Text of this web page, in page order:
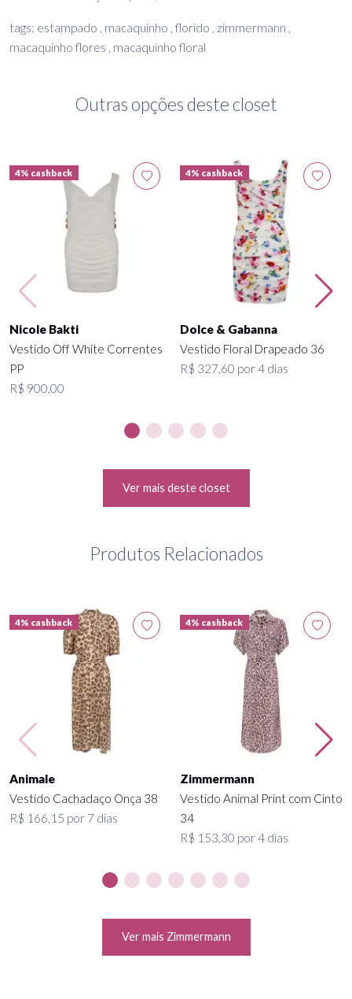
tags: estampado , macaquinho , florido , zimmermann ,
macaquinho flores , macaquinho floral
Outras opções deste closet
4% cashback
Nicole Bakti
Vestido Off White Correntes
PP
R$ 900,00
4% cashback
Dolce & Gabanna
Vestido Floral Drapeado 36
R$ 327,60 por 4 dias
Ver mais deste closet
Produtos Relacionados
4% cashback
Animale
Vestido Cachadaço Onça 38
R$ 166,15 por 7 dias
4% cashback
Zimmermann
Vestido Animal Print com Cinto
34
R$ 153,30 por 4 dias
Ver mais Zimmermann